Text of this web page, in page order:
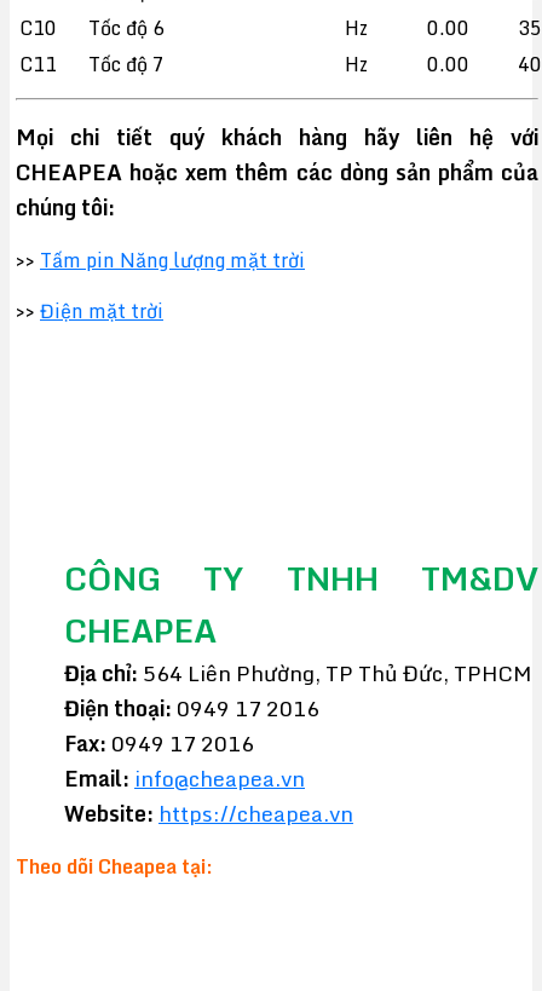
C10
Tốc độ 6 Hz 0.00
35
C11
Tốc độ 7 Hz 0.00 40
Mọi chi tiết quý khách hàng hãy liên hệ với
CHEAPEA hoặc xem thêm các dòng sản phẩm của
chúng tôi:
>> Tấm pin Năng lượng mặt trời
>>Điện mặt trời
CÔNG TY TNHH TM&DV
CHEAPEA
Địa chỉ: 564 Liên Phường, TP Thủ Đức, TPHCM
Điện thoại: 0949 17 2016
Fax: 0949 17 2016
Email: info@cheapea.vn
Website: https://cheapea.vn
Theo dõi Cheapea tại: